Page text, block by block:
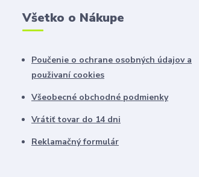
Všetko o Nákupe
Poučenie o ochrane osobných údajov a
použivaní cookies
Všeobecné obchodné podmienky
Vrátiť tovar do 14 dni
Reklamačný formulár